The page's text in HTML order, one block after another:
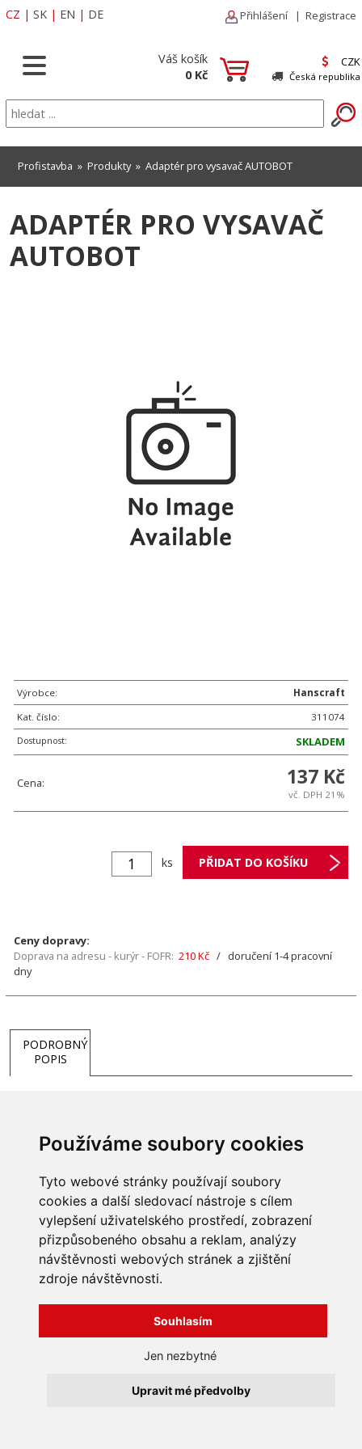
Používáme soubory cookies
Tyto webové stránky používají soubory
cookies a další sledovací nástroje s cílem
vylepšení uživatelského prostředí, zobrazení
přizpůsobeného obsahu a reklam, analýzy
návštěvnosti webových stránek a zjištění
zdroje návštěvnosti.
Souhlasím
Jen nezbytné
Upravit mé předvolby
CZ | SK | EN | DE Přihlášení | Registrace
Váš košík
0 Kč
CZK
Česká republika
Profistavba » Produkty» Adaptér pro vysavač AUTOBOT
ADAPTÉR PRO VYSAVAČ
AUTOBOT
Výrobce:
Hanscraft
Kat. číslo:
311074
Dostupnost:
SKLADEM
Cena: 137 Kč
vč. DPH 21%
ks
Ceny dopravy:
Doprava na adresu - kurýr - FOFR: 210 Kč / doručení 1-4 pracovní
dny
PODROBNÝ
POPIS
INFORMACE
Obchodní podmínky
Zpracování a ochrana
osobních údajů
O nás
Všechna práva vyhrazena